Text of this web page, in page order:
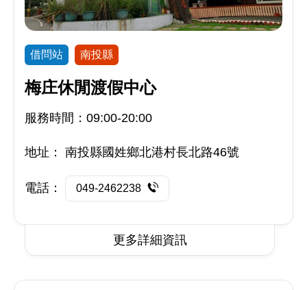
借問站 南投縣
梅庄休閒渡假中心
服務時間：09:00-20:00
地址： 南投縣國姓鄉北港村長北路46號
電話： 049-2462238
更多詳細資訊